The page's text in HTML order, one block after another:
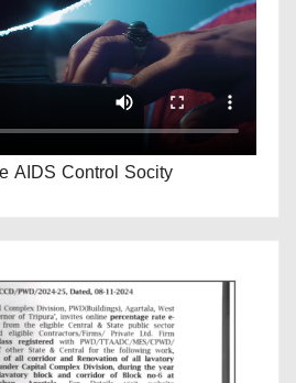
AIDS Control Socity